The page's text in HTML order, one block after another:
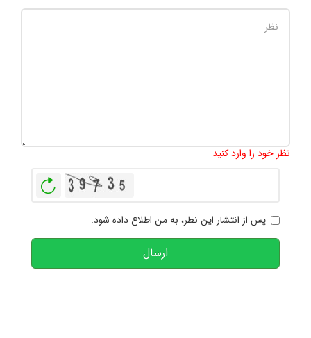
نظر خود را وارد کنید
پس از انتشار این نظر، به من اطلاع داده شود.
ارسال